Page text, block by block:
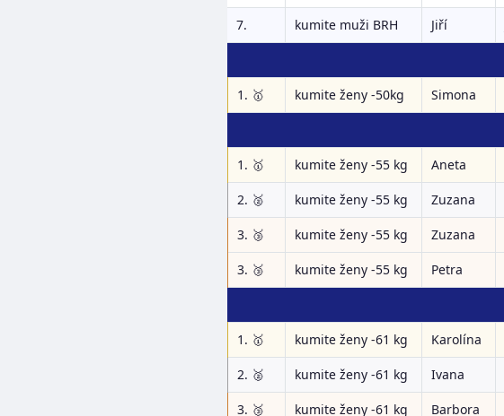
7. kumite muži BRH Jiří
1. 🥇 kumite ženy -50kg Simona
1. 🥇 kumite ženy -55 kg Aneta
2. 🥈 kumite ženy -55 kg Zuzana
3. 🥉 kumite ženy -55 kg Zuzana
3. 🥉 kumite ženy -55 kg Petra
1. 🥇 kumite ženy -61 kg Karolína
2. 🥈 kumite ženy -61 kg Ivana
3. 🥉 kumite ženy -61 kg Barbora